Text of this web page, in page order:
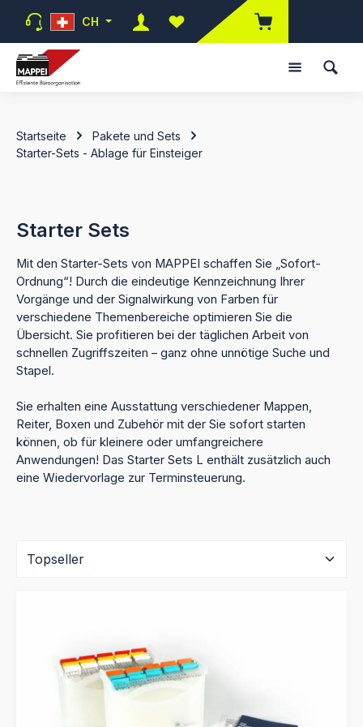
Zum Hauptinhalt springen
CH
Du hast 0 Produkte auf dem
Startseite
Pakete und Sets
Starter-Sets - Ablage für Einsteiger
Starter Sets
Mit den Starter-Sets von MAPPEI schaffen Sie „Sofort-
Ordnung“! Durch die eindeutige Kennzeichnung Ihrer
Vorgänge und der Signalwirkung von Farben für
verschiedene Themenbereiche optimieren Sie die
Übersicht. Sie profitieren bei der täglichen Arbeit von
schnellen Zugriffszeiten – ganz ohne unnötige Suche und
Stapel.
Sie erhalten eine Ausstattung verschiedener Mappen,
Reiter, Boxen und Zubehör mit der Sie sofort starten
können, ob für kleinere oder umfangreichere
Anwendungen! Das Starter Sets L enthält zusätzlich auch
eine Wiedervorlage zur Terminsteuerung.